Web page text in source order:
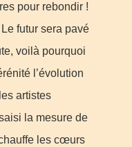
pour rebondir !
futur sera pavé
voilà pourquoi
l’évolution
artistes
la mesure de
les cœurs